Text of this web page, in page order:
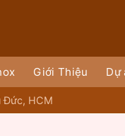
Giới Thiệu Dự
Đức, HCM